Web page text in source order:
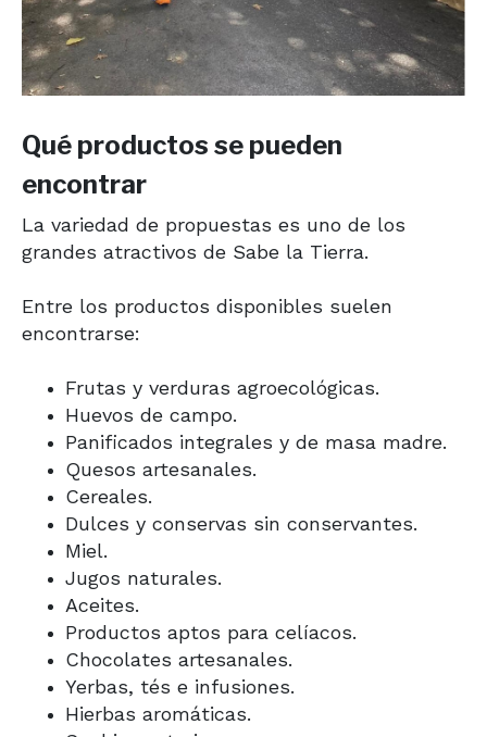
Qué productos se pueden
encontrar
La variedad de propuestas es uno de los
grandes atractivos de Sabe la Tierra.
Entre los productos disponibles suelen
encontrarse:
Frutas y verduras agroecológicas.
Huevos de campo.
Panificados integrales y de masa madre.
Quesos artesanales.
Cereales.
Dulces y conservas sin conservantes.
Miel.
Jugos naturales.
Aceites.
Productos aptos para celíacos.
Chocolates artesanales.
Yerbas, tés e infusiones.
Hierbas aromáticas.